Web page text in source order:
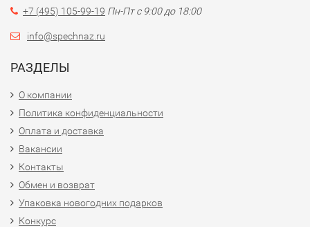
+7 (495) 105-99-19 Пн-Пт с 9:00 до 18:00
info@spechnaz.ru
РАЗДЕЛЫ
О компании
Политика конфиденциальности
Оплата и доставка
Вакансии
Контакты
Обмен и возврат
Упаковка новогодних подарков
Конкурс